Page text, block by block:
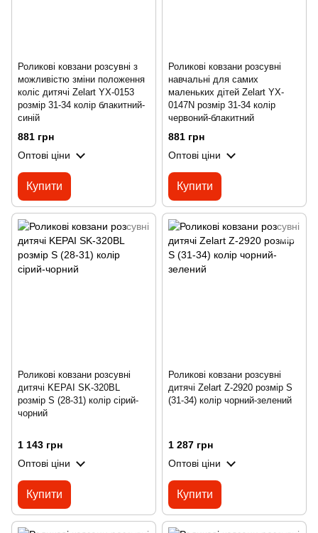
Роликові ковзани розсувні з
можливістю зміни положення
коліс дитячі Zelart YX-0153
розмір 31-34 колір блакитний-
синій
881 грн
Оптові ціни
Купити
Роликові ковзани розсувні
навчальні для самих
маленьких дітей Zelart YX-
0147N розмір 31-34 колір
червоний-блакитний
881 грн
Оптові ціни
Купити
Роликові ковзани розсувні
дитячі KEPAI SK-320BL
розмір S (28-31) колір сірий-
чорний
1 143 грн
Оптові ціни
Купити
Роликові ковзани розсувні
дитячі Zelart Z-2920 розмір S
(31-34) колір чорний-зелений
1 287 грн
Оптові ціни
Купити